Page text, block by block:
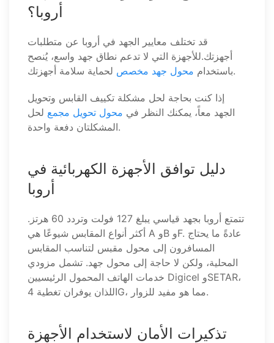
أروبا؟
قد تختلف معايير الجهد في أروبا عن متطلبات
أجهزتك.للأجهزة التي لا تدعم نطاق جهد واسع، يُنصح
باستخدام محول جهد مخصص لحماية سلامة أجهزتك.
إذا كنت بحاجة لحل مشكلة تكييف القابس وتحويل
الجهد معاً، يمكنك النظر في محول تحويل مجمع لحل
المشكلتان دفعة واحدة.
دليل توافق الأجهزة الكهربائية في
أروبا
تتمتع أروبا بجهد قياسي يبلغ 127 فولت وتردد 60 هرتز.
أكثر أنواع المقابس شيوعًا هي A وB وF. عادةً ما يحتاج
المسافرون إلى محول مقبس لتناسب المقابس
المحلية، ولكن لا حاجة إلى محول جهد. تشمل مزودي
خدمات الهاتف المحمول الرئيسيين Digicel وSETAR،
اللذان يوفران تغطية 4G، مما هو مفيد للزوار.
تذكيرات الأمان لاستخدام الأجهزة